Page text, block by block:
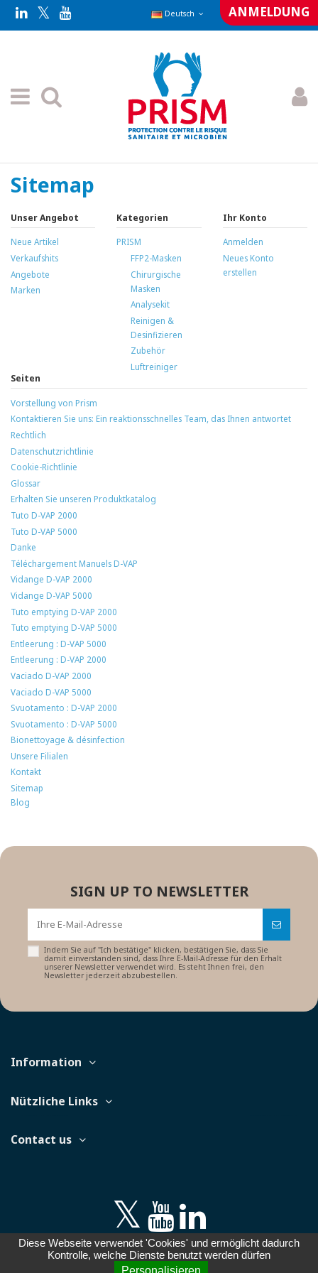
Deutsch ANMELDUNG
Sitemap
Unser Angebot
Neue Artikel
Verkaufshits
Angebote
Marken
Kategorien
PRISM
FFP2-Masken
Chirurgische
Masken
Analysekit
Reinigen &
Desinfizieren
Zubehör
Luftreiniger
Ihr Konto
Anmelden
Neues Konto
erstellen
Seiten
Vorstellung von Prism
Kontaktieren Sie uns: Ein reaktionsschnelles Team, das Ihnen antwortet
Rechtlich
Datenschutzrichtlinie
Cookie-Richtlinie
Glossar
Erhalten Sie unseren Produktkatalog
Tuto D-VAP 2000
Tuto D-VAP 5000
Danke
Téléchargement Manuels D-VAP
Vidange D-VAP 2000
Vidange D-VAP 5000
Tuto emptying D-VAP 2000
Tuto emptying D-VAP 5000
Entleerung : D-VAP 5000
Entleerung : D-VAP 2000
Vaciado D-VAP 2000
Vaciado D-VAP 5000
Svuotamento : D-VAP 2000
Svuotamento : D-VAP 5000
Bionettoyage & désinfection
Unsere Filialen
Kontakt
Sitemap
Blog
SIGN UP TO NEWSLETTER
Indem Sie auf "Ich bestätige" klicken, bestätigen Sie, dass Sie
damit einverstanden sind, dass Ihre E-Mail-Adresse für den Erhalt
unserer Newsletter verwendet wird. Es steht Ihnen frei, den
Newsletter jederzeit abzubestellen.
Information
Nützliche Links
Contact us
©PRISM 2021 - Erstellt von derWebagentur Cibleweb
Diese Webseite verwendet 'Cookies' und ermöglicht dadurch
Kontrolle, welche Dienste benutzt werden dürfen
Personalisieren